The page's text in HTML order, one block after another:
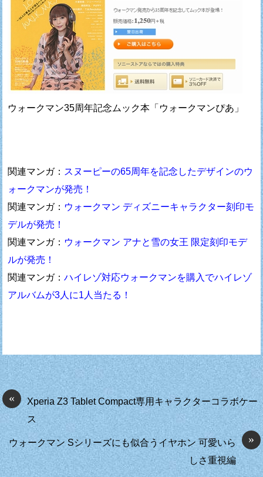
ウォークマン35周年記念ムック本「ウォークマンぴあ」
関連マンガ： スヌーピーの65周年を記念したデザインのウ
ォークマンが発売！
関連マンガ： ウォークマン ディズニーキャラクター刻印モ
デルが発売！
関連マンガ： ウォークマン アナと雪の女王 限定刻印モデ
ルが発売！
関連マンガ：ハイレゾ対応ウォークマンを購入でハイレゾ
アルバムが3人に1人当たる！
«
Xperia Z3 Tablet Compact専用キャラクターコラボケー
ス
»
ウォークマン Sシリーズにも似合うイヤホン 可愛いら
しさ重視編